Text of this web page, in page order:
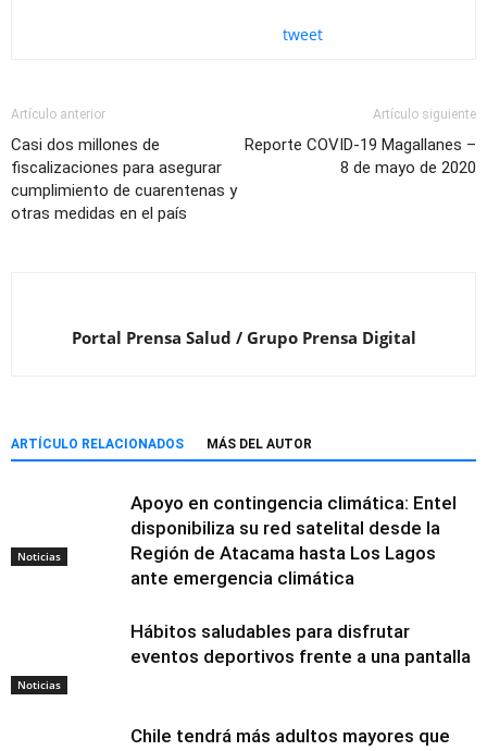
tweet
Artículo anterior
Casi dos millones de
fiscalizaciones para asegurar
cumplimiento de cuarentenas y
otras medidas en el país
Artículo siguiente
Reporte COVID-19 Magallanes –
8 de mayo de 2020
Portal Prensa Salud / Grupo Prensa Digital
ARTÍCULO RELACIONADOS MÁS DEL AUTOR
Noticias
Apoyo en contingencia climática: Entel
disponibiliza su red satelital desde la
Región de Atacama hasta Los Lagos
ante emergencia climática
Noticias
Hábitos saludables para disfrutar
eventos deportivos frente a una pantalla
Chile tendrá más adultos mayores que